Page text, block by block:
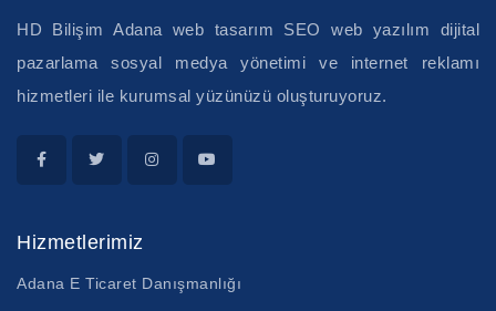
HD Bilişim Adana web tasarım SEO web yazılım dijital
pazarlama sosyal medya yönetimi ve internet reklamı
hizmetleri ile kurumsal yüzünüzü oluşturuyoruz.
Hizmetlerimiz
Adana E Ticaret Danışmanlığı